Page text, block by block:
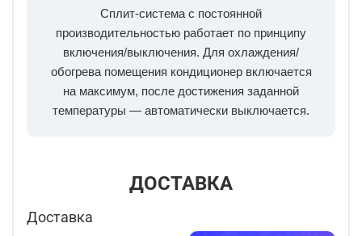
Сплит-система с постоянной
производительностью работает по принципу
включения/выключения. Для охлаждения/
обогрева помещения кондиционер включается
на максимум, после достижения заданной
температуры — автоматически выключается.
ДОСТАВКА
Доставка